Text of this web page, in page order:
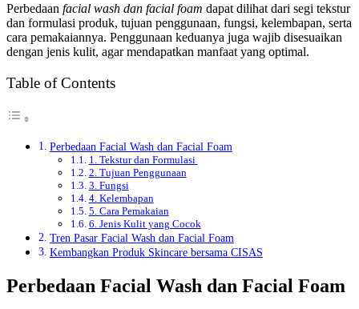
Perbedaan facial wash dan facial foam dapat dilihat dari segi tekstur
dan formulasi produk, tujuan penggunaan, fungsi, kelembapan, serta
cara pemakaiannya. Penggunaan keduanya juga wajib disesuaikan
dengan jenis kulit, agar mendapatkan manfaat yang optimal.
Table of Contents
Perbedaan Facial Wash dan Facial Foam
1. Tekstur dan Formulasi
2. Tujuan Penggunaan
3. Fungsi
4. Kelembapan
5. Cara Pemakaian
6. Jenis Kulit yang Cocok
Tren Pasar Facial Wash dan Facial Foam
Kembangkan Produk Skincare bersama CISAS
Perbedaan Facial Wash dan Facial Foam